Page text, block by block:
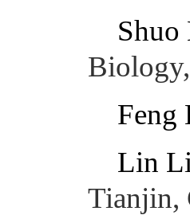
Feng
Lin
Tianjin,